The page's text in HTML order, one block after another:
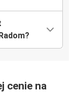
cenie na